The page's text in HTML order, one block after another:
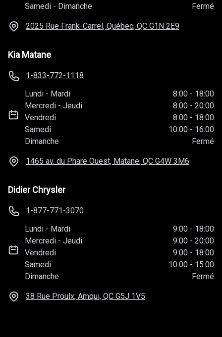
Samedi - Dimanche Fermé
2025 Rue Frank-Carrel, Québec, QC G1N 2E9
Kia Matane
1-833-772-1118
Lundi - Mardi 8:00 - 18:00
Mercredi -Jeudi 8:00 - 20:00
Vendredi
8:00 - 18:00
Samedi
10:00 - 16:00
Dimanche
Fermé
1465 av. du Phare Ouest, Matane, QC G4W 3M6
Didier Chrysler
1-877-771-3070
Lundi - Mardi 9:00 - 18:00
Mercredi -Jeudi 9:00 - 20:00
Vendredi
9:00 - 18:00
Samedi
10:00 - 15:00
Dimanche
Fermé
38 Rue Proulx, Amqui, QC G5J 1V5